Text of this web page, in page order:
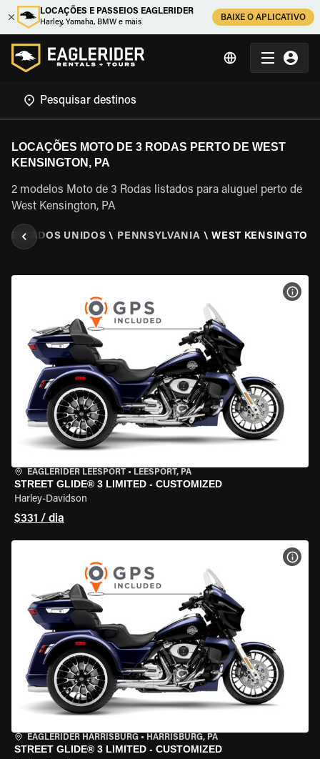
LOCAÇÕES E PASSEIOS EAGLERIDER
Harley, Yamaha, BMW e mais
BAIXE O APLICATIVO
LOCAÇÕES MOTO DE 3 RODAS PERTO DE WEST
KENSINGTON, PA
2 modelos Moto de 3 Rodas listados para aluguel perto de
West Kensington, PA
ESTADOS UNIDOS \ PENNSYLVANIA \ WEST
EAGLERIDER LEESPORT • LEESPORT, PA
STREET GLIDE® 3 LIMITED - CUSTOMIZED
Harley-Davidson
$331 / dia
VER
EAGLERIDER HARRISBURG • HARRISBURG, PA
STREET GLIDE® 3 LIMITED - CUSTOMIZED
VER